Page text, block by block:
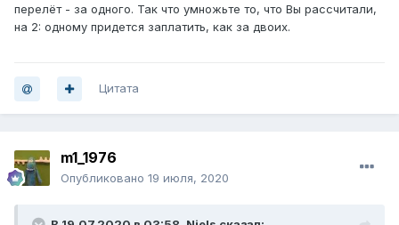
перелёт - за одного. Так что умножьте то, что Вы рассчитали,
на 2: одному придется заплатить, как за двоих.
Цитата
m1_1976
Опубликовано 19 июля, 2020